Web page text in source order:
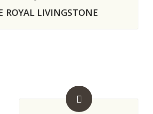
ROYAL LIVINGSTONE